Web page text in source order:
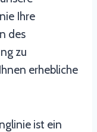
Ihre
des
zu
erhebliche
ist ein